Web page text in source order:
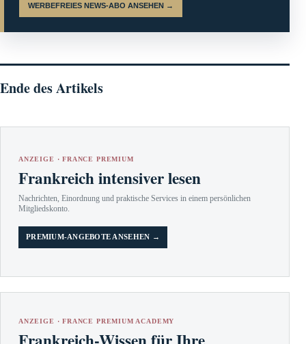
WERBEFREIES NEWS-ABO ANSEHEN →
Ende des Artikels
ANZEIGE · FRANCE PREMIUM
Frankreich intensiver lesen
Nachrichten, Einordnung und praktische Services in einem persönlichen
Mitgliedskonto.
PREMIUM-ANGEBOTE ANSEHEN →
ANZEIGE · FRANCE PREMIUM ACADEMY